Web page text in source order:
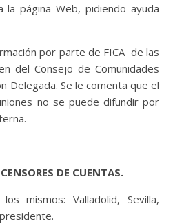
la página Web, pidiendo ayuda
por parte de FICA de las
del Consejo de Comunidades
Delegada. Se le comenta que el
no se puede difundir por
DE CUENTAS.
mismos: Valladolid, Sevilla,